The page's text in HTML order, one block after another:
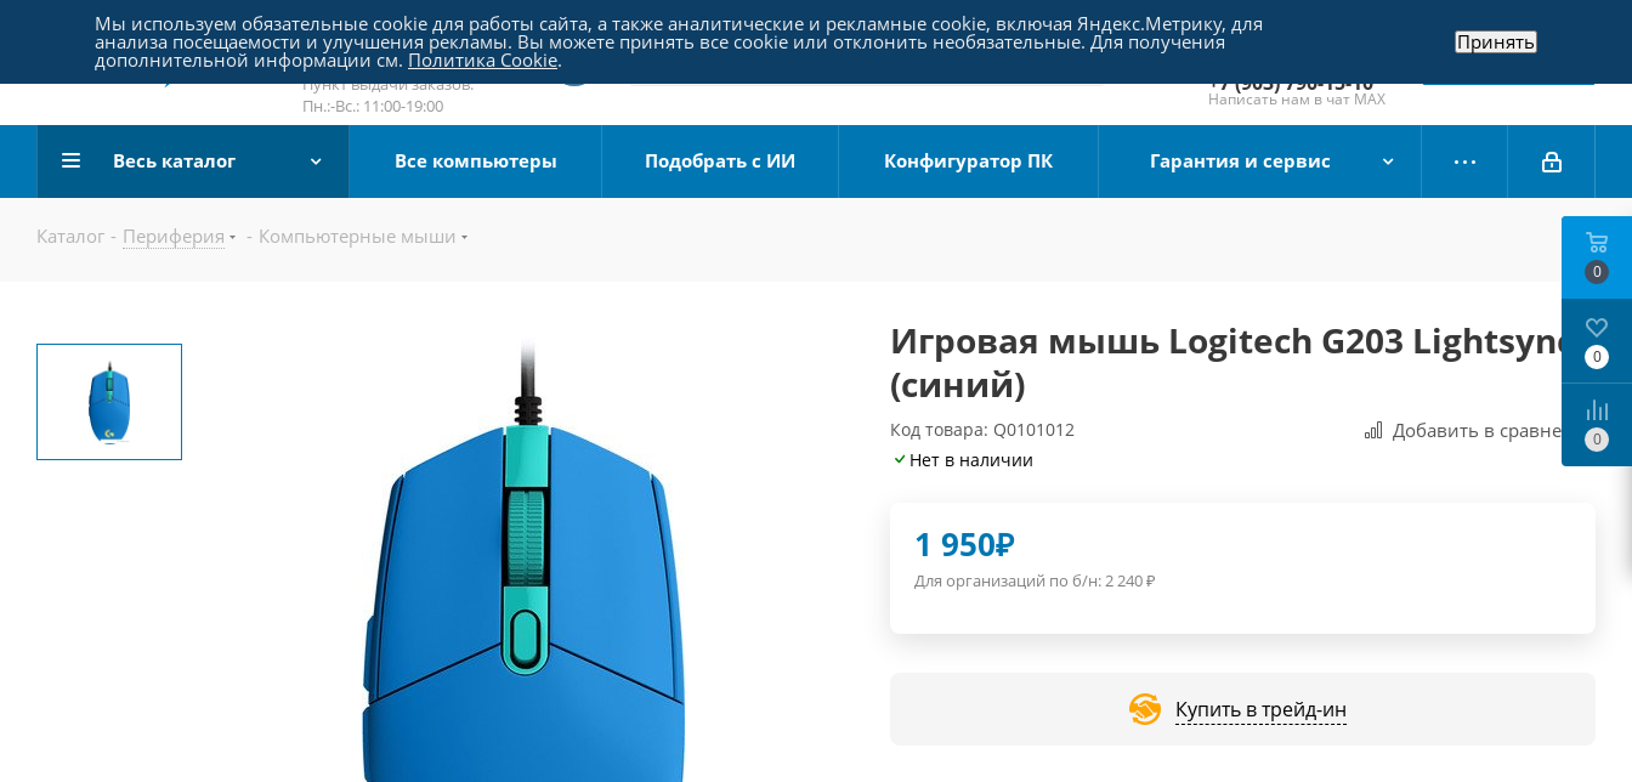
Пятницкое шоссе 18, пав. 267
email:sale@pc-arena.ru
Пн.:-Вс.: 10:00-20:00
Пункт выдачи заказов:
Пн.:-Вс.: 11:00-19:00
+7 (495) 790-15-10
Отдел продаж
+7 (903) 790-15-10
Написать нам в чат MAX
Заказать звонок
Весь каталог Все компьютеры Подобрать с ИИ Конфигуратор ПК Гарантия и сервис
Каталог - Периферия - Компьютерные мыши
Игровая мышь Logitech G203 Lightsync
(синий)
Код товара: Q0101012 Добавить в сравнения
Нет в наличии
1 950₽
Для организаций по б/н:2 240₽
Купить в трейд-ин
0
0
0
Мы используем обязательные cookie для работы сайта, а также аналитические и рекламные cookie, включая Яндекс.Метрику, для
анализа посещаемости и улучшения рекламы. Вы можете принять все cookie или отклонить необязательные. Для получения
дополнительной информации см. Политика Cookie.
Принять